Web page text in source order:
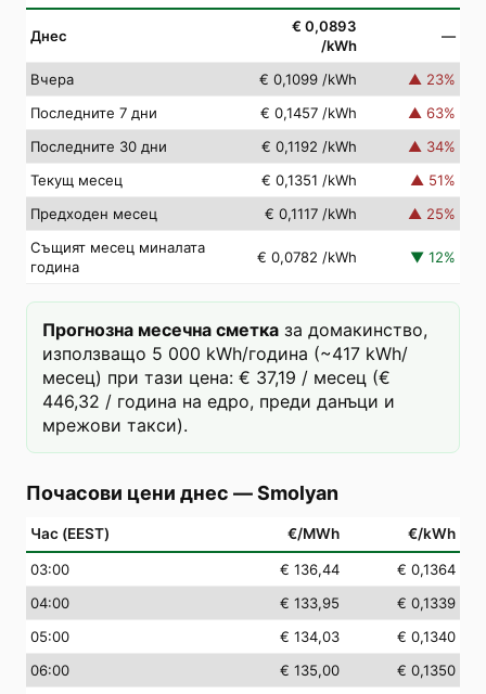
Днес
€ 0,0893
/kWh
—
Вчера € 0,1099 /kWh ▲ 23%
Последните 7 дни
€ 0,1457 /kWh ▲ 63%
Последните 30 дни
€ 0,1192 /kWh ▲ 34%
Текущ месец
€ 0,1351 /kWh ▲ 51%
Предходен месец
€ 0,1117 /kWh ▲ 25%
Същият месец миналата
година
€ 0,0782 /kWh ▼ 12%
Прогнозна месечна сметка за домакинство,
използващо 5 000 kWh/година (~417 kWh/
месец) при тази цена: € 37,19 / месец (€
446,32 / година на едро, преди данъци и
мрежови такси).
Почасови цени днес —Smolyan
Час (EEST) €/MWh €/kWh
03:00 € 136,44
€ 0,1364
04:00 € 133,95
€ 0,1339
05:00 € 134,03
€ 0,1340
06:00 € 135,00
€ 0,1350